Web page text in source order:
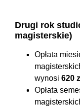
Drugi rok
magisterskie)
Opłata
wynosi 620
Opłata